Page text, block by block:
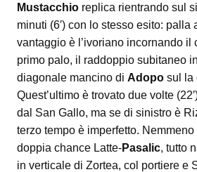
Mustacchio replica rientrando sul
minuti (6′) con lo stesso esito: palla
vantaggio è l’ivoriano incornando il
primo palo, il raddoppio subitaneo
diagonale mancino di Adopo sul la
Quest’ultimo è trovato due volte
dal San Gallo, ma se di sinistro è
terzo tempo è imperfetto. Nemmeno
doppia chance Latte-Pasalic, tutto
in verticale di Zortea, col portiere e